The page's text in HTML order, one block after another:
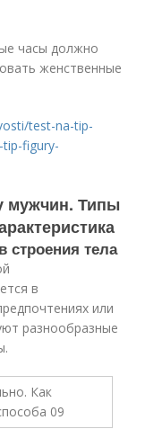
часы должно
женственные
test-na-tip-
figury-
мужчин. Типы
строения тела
в
или
разнообразные